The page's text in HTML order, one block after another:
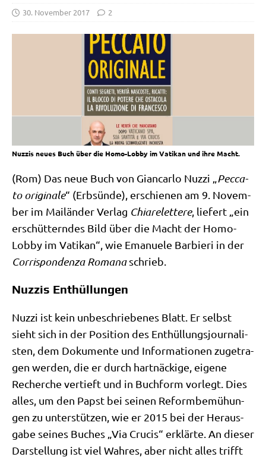
30. November 2017 2
Nuzzis neues Buch über die Homo-Lobby im Vatikan und ihre Macht.
(Rom) Das neue Buch von Gian­car­lo Nuz­zi „ Pec­ca­
to ori­gi­na­le“ (Erb­sün­de), erschie­nen am 9. Novem­
ber im Mai­län­der Ver­lag Chia­re­let­te­re, lie­fert „ein
erschüt­tern­des Bild über die Macht der Homo-
Lob­by im Vati­kan“, wie Ema­nue­le Bar­bie­ri in der
Cor­ri­spon­den­za Roma­naschrieb.
Nuzzis Enthüllungen
Nuz­zi ist kein unbe­schrie­be­nes Blatt. Er selbst
sieht sich in der Posi­ti­on des Ent­hül­lungs­jour­na­li­
sten, dem Doku­men­te und Infor­ma­tio­nen zuge­tra­
gen wer­den, die er durch hart­näcki­ge, eige­ne
Recher­che ver­tieft und in Buch­form vor­legt. Dies
alles, um den Papst bei sei­nen Reform­be­mü­hun­
gen zu unter­stüt­zen, wie er 2015 bei der Her­aus­
ga­be sei­nes Buches „Via Cru­cis“ erklär­te. An die­ser
Dar­stel­lung ist viel Wah­res, aber nicht alles trifft